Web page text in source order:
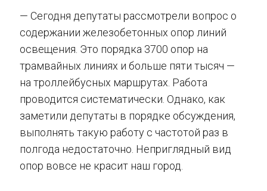
— Сегодня депутаты рассмотрели вопрос о
содержании железобетонных опор линий
освещения. Это порядка 3700 опор на
трамвайных линиях и больше пяти тысяч —
на троллейбусных маршрутах. Работа
проводится систематически. Однако, как
заметили депутаты в порядке обсуждения,
выполнять такую работу с частотой раз в
полгода недостаточно. Неприглядный вид
опор вовсе не красит наш город.